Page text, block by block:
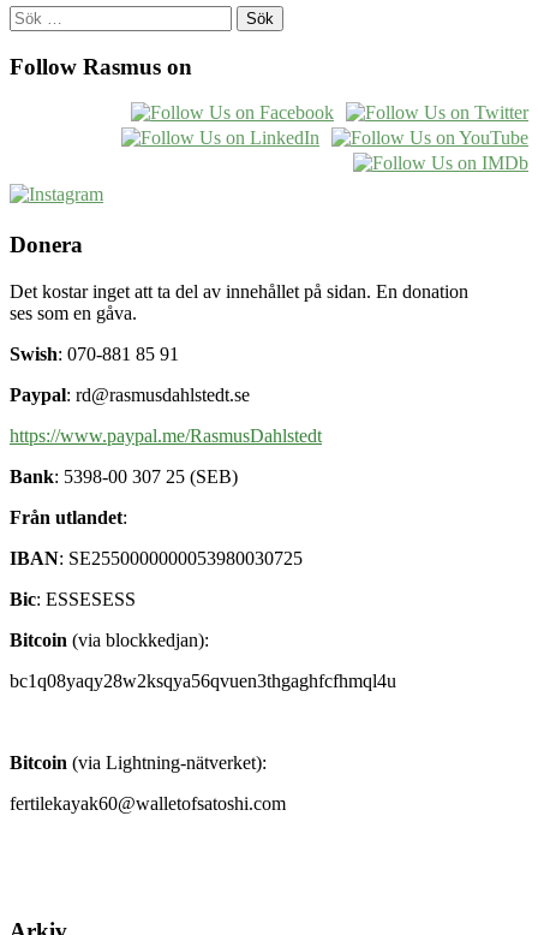
Sök
efter:
Follow Rasmus on
Donera
Det kostar inget att ta del av innehållet på sidan. En donation
ses som en gåva.
Swish: 070-881 85 91
Paypal: rd@rasmusdahlstedt.se
https://www.paypal.me/RasmusDahlstedt
Bank: 5398-00 307 25 (SEB)
Från utlandet:
IBAN: SE2550000000053980030725
Bic: ESSESESS
Bitcoin (via blockkedjan):
bc1q08yaqy28w2ksqya56qvuen3thgaghfcfhmql4u
Bitcoin (via Lightning-nätverket):
fertilekayak60@walletofsatoshi.com